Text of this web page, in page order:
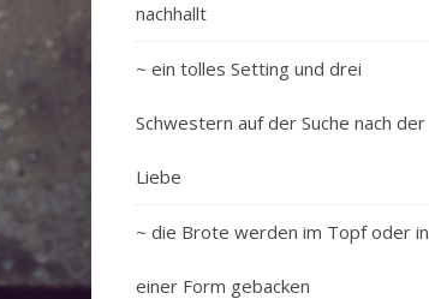
nachhallt
~ ein tolles Setting und drei
Schwestern auf der Suche nach der
Liebe
~ die Brote werden im Topf oder in
einer Form gebacken